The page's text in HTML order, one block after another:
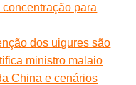
para
dos uigures são
ministro malaio
China e cenários